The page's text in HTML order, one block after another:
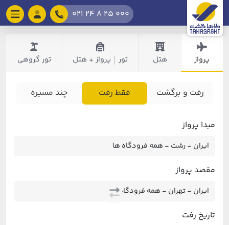
021 24 8 25 000
پرواز هتل تور پرواز + هتل تور گروهی
رفت و برگشت فقط رفت چند مسیره
مبدا پرواز
مقصد پرواز
تاریخ رفت